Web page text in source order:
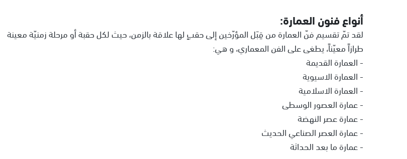
أنواع فنون العمارة:
لقد تمّ تقسيم فنّ العمارة من قِبَل المؤرّخين إلى حقبٍ لها علاقة بالزمن، حيث لكل حقبة أو مرحلة زمنيّة معينة
طرازاً معيّناً، يطغى على الفن المعماري، و هي:
- العمارة القديمة
- العمارة الاسيوية
- العمارة الاسلامية
- عمارة العصور الوسطى
- عمارة عصر النهضة
- عمارة العصر الصناعي الحديث
- عمارة ما بعد الحداثة